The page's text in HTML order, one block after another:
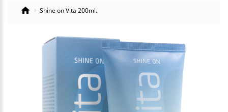
Shine on Vita 200ml.